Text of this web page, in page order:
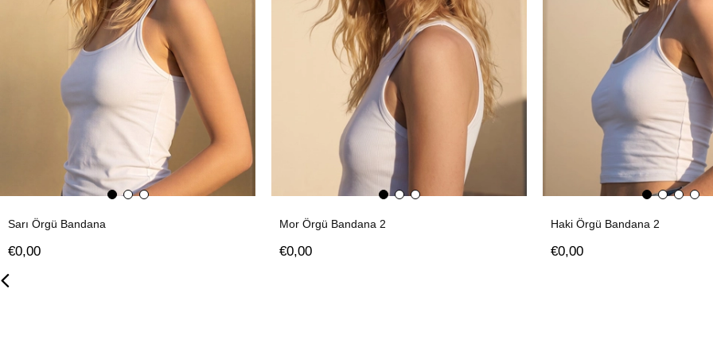
Sarı Örgü Bandana
€0,00
Mor Örgü Bandana 2
€0,00
Haki Örgü Bandana 2
€0,00